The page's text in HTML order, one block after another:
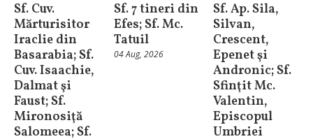
Sf. Cuv.
Mărturisitor
Iraclie din
Basarabia; Sf.
Cuv. Isaachie,
Dalmat şi
Faust; Sf.
Mironosiţă
Salomeea; Sf.
Sf. 7 tineri din
Efes; Sf. Mc.
Tatuil
04 Aug, 2026
Sf. Ap. Sila,
Silvan,
Crescent,
Epenet şi
Andronic; Sf.
Sfinţit Mc.
Valentin,
Episcopul
Umbriei